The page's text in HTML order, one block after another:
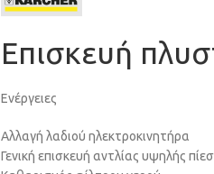
Επισκευή
Ενέργειες
Αλλαγή λαδιού ηλεκτροκινητήρα
Γενική επισκευή αντλίας υψηλής